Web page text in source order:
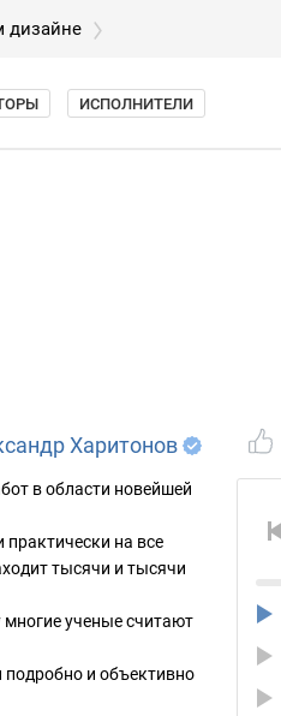
дизайне
ИСПОЛНИТЕЛИ
Харитонов
в области новейшей
на все
тысячи и тысячи
ученые считают
подробно и объективно